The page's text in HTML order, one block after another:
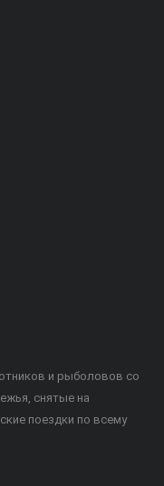
и рыболовов со
снятые на
поездки по всему